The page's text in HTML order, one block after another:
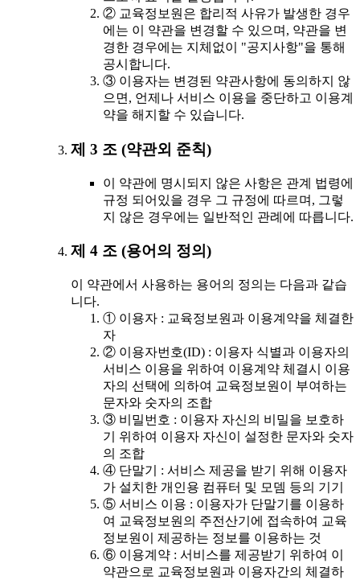
② 교육정보원은 합리적 사유가 발생한 경우
에는 이 약관을 변경할 수 있으며, 약관을 변
경한 경우에는 지체없이 "공지사항"을 통해
공시합니다.
③ 이용자는 변경된 약관사항에 동의하지 않
으면, 언제나 서비스 이용을 중단하고 이용계
약을 해지할 수 있습니다.
제 3 조 (약관외 준칙)
이 약관에 명시되지 않은 사항은 관계 법령에
규정 되어있을 경우 그 규정에 따르며, 그렇
지 않은 경우에는 일반적인 관례에 따릅니다.
제 4 조 (용어의 정의)
이 약관에서 사용하는 용어의 정의는 다음과 같습
니다.
① 이용자 : 교육정보원과 이용계약을 체결한
자
② 이용자번호(ID) : 이용자 식별과 이용자의
서비스 이용을 위하여 이용계약 체결시 이용
자의 선택에 의하여 교육정보원이 부여하는
문자와 숫자의 조합
③ 비밀번호 : 이용자 자신의 비밀을 보호하
기 위하여 이용자 자신이 설정한 문자와 숫자
의 조합
④ 단말기 : 서비스 제공을 받기 위해 이용자
가 설치한 개인용 컴퓨터 및 모뎀 등의 기기
⑤ 서비스 이용 : 이용자가 단말기를 이용하
여 교육정보원의 주전산기에 접속하여 교육
정보원이 제공하는 정보를 이용하는 것
⑥ 이용계약 : 서비스를 제공받기 위하여 이
약관으로 교육정보원과 이용자간의 체결하